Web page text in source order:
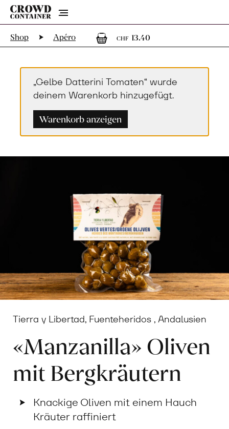
Menu
Shop Apéro
CHF 13.401 Artikel im
„Gelbe Datterini Tomaten“ wurde
deinem Warenkorb hinzugefügt.
Warenkorb anzeigen
Tierra y Libertad, Fuenteheridos , Andalusien
«Manzanilla» Oliven
mit Bergkräutern
Knackige Oliven mit einem Hauch
Kräuter raffiniert